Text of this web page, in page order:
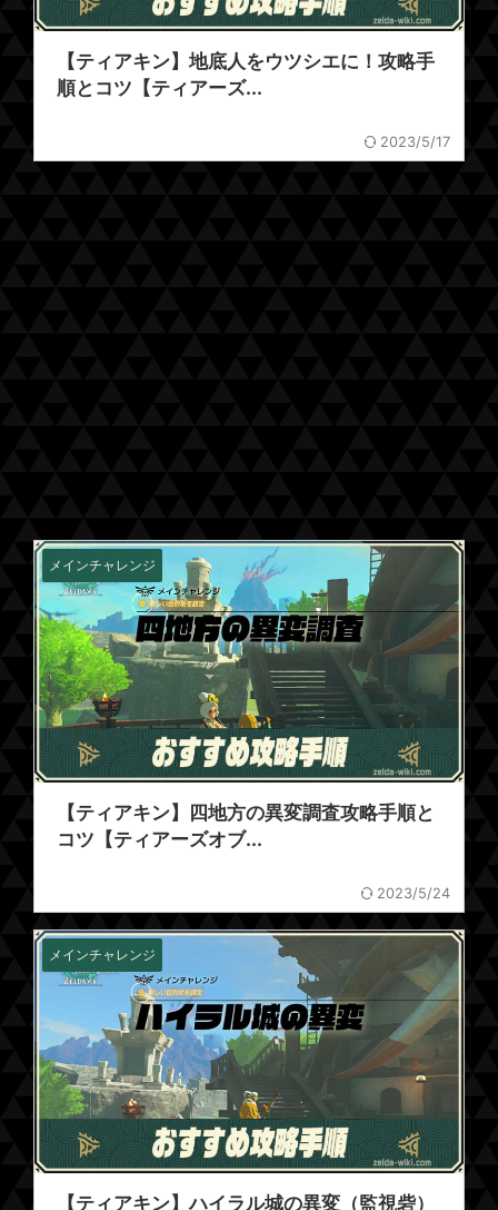
【ティアキン】地底人をウツシエに！攻略手
順とコツ【ティアーズ...
2023/5/17
メインチャレンジ
【ティアキン】四地方の異変調査攻略手順と
コツ【ティアーズオブ...
2023/5/24
メインチャレンジ
【ティアキン】ハイラル城の異変（監視砦）